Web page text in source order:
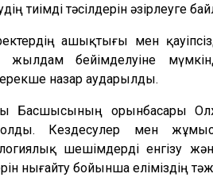
тиімді тәсілдерін әзірлеуге
ашықтығы мен
жылдам бейімделуіне
назар аударылды.
Басшысының орынбасары
Кездесулер мен
шешімдерді енгізу
нығайту бойынша еліміздің